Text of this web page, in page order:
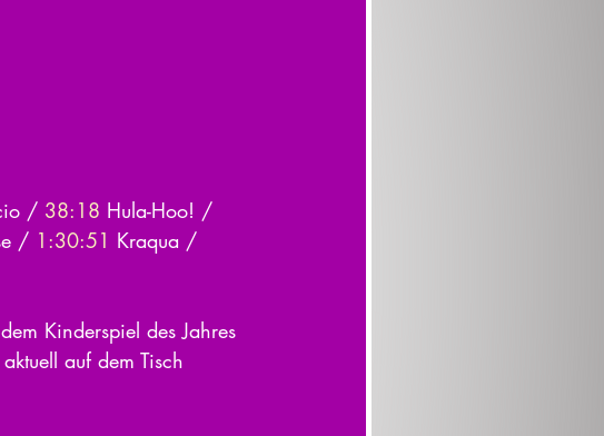
/ 38:18 ​ Hula-Hoo! /
/ 1:30:51 ​ Kraqua /
Kinderspiel des Jahres
auf dem Tisch